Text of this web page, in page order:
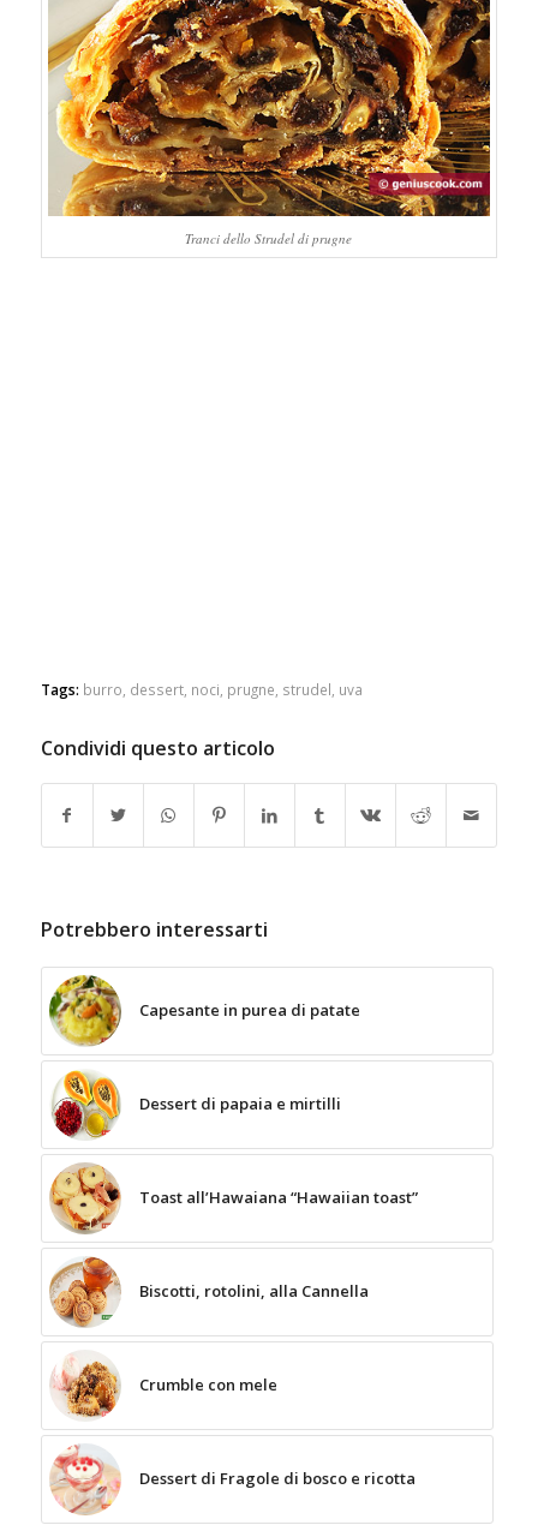
Tranci dello Strudel di prugne
Tags: burro dessert, noci prugne strudel uva
Condividi questo articolo
Potrebbero interessarti
Capesante in purea di patate
Dessert di papaia e mirtilli
Toast all’Hawaiana “Hawaiian toast”
Biscotti, rotolini, alla Cannella
Crumble con mele
Dessert di Fragole di bosco e ricotta